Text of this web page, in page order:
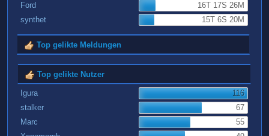
Ford
16T 17S 26M
synthet
15T 6S 20M
Top gelikte Meldungen
Top gelikte Nutzer
Igura
116
stalker
67
Marc
55